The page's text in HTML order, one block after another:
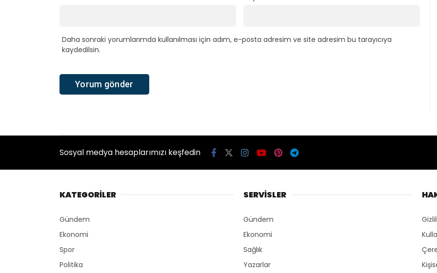
Daha sonraki yorumlarımda kullanılması için adım, e-posta adresim ve site adresim bu tarayıcıya
kaydedilsin.
Sosyal medya hesaplarımızı keşfedin
KATEGORİLER
Gündem
Ekonomi
Spor
Politika
SERVİSLER
Gündem
Ekonomi
Sağlık
Yazarlar